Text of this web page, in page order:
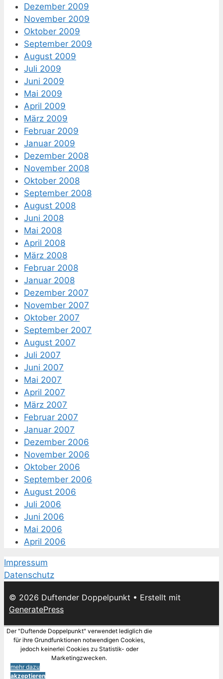
Dezember 2009
November 2009
Oktober 2009
September 2009
August 2009
Juli 2009
Juni 2009
Mai 2009
April 2009
März 2009
Februar 2009
Januar 2009
Dezember 2008
November 2008
Oktober 2008
September 2008
August 2008
Juni 2008
Mai 2008
April 2008
März 2008
Februar 2008
Januar 2008
Dezember 2007
November 2007
Oktober 2007
September 2007
August 2007
Juli 2007
Juni 2007
Mai 2007
April 2007
März 2007
Februar 2007
Januar 2007
Dezember 2006
November 2006
Oktober 2006
September 2006
August 2006
Juli 2006
Juni 2006
Mai 2006
April 2006
Impressum
Datenschutz
© 2026 Duftender Doppelpunkt • Erstellt mit
GeneratePress
Der "Duftende Doppelpunkt" verwendet lediglich die
für ihre Grundfunktionen notwendigen Cookies,
jedoch keinerlei Cookies zu Statistik- oder
Marketingzwecken.
mehr dazu
akzeptieren